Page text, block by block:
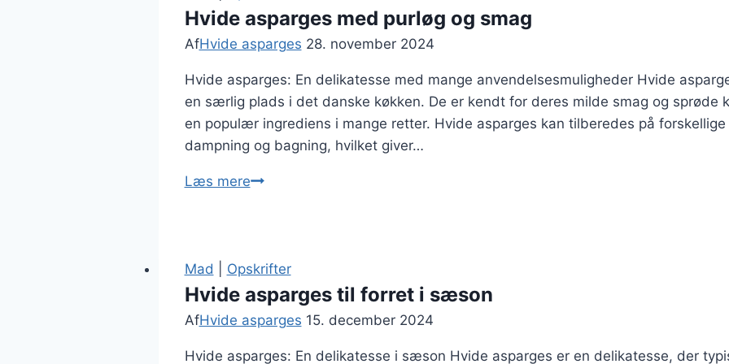
Hvide asparges med purløg og smag
AfHvide asparges 28. november 2024
Hvide asparges: En delikatesse med mange anvendelsesmuligheder Hvide
en særlig plads i det danske køkken. De er kendt for deres milde smag og sprøde
en populær ingrediens i mange retter. Hvide asparges kan tilberedes på
dampning og bagning, hvilket giver…
Læs mereHvide
og
smag
Mad Opskrifter
Hvide asparges til forret i sæson
AfHvide asparges 15. december 2024
Hvide asparges: En delikatesse i sæson Hvide asparges er en delikatesse, der